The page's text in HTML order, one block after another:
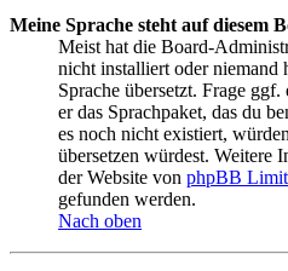
Meine Sprache steht auf diesem
Meist hat die Board-
nicht installiert oder niemand
Sprache übersetzt. Frage
er das Sprachpaket, das du
es noch nicht existiert,
übersetzen würdest. Weitere
der Website von phpBB
gefunden werden.
Nach oben